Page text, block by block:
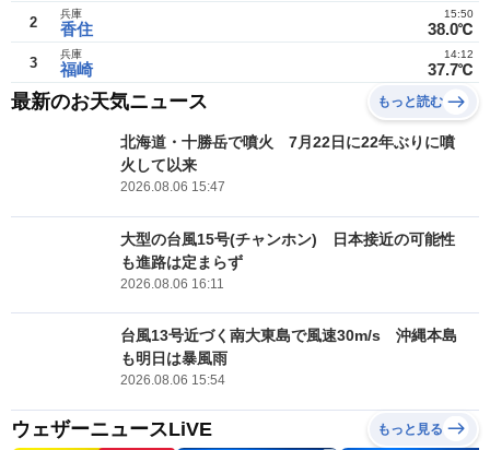
2 香住
兵庫
38.0℃
15:50
3 福崎
兵庫
37.7℃
14:12
最新のお天気ニュース もっと読む
北海道・十勝岳で噴火 7月22日に22年ぶりに噴
火して以来
2026.08.06 15:47
大型の台風15号(チャンホン) 日本接近の可能性
も進路は定まらず
2026.08.06 16:11
台風13号近づく南大東島で風速30m/s 沖縄本島
も明日は暴風雨
2026.08.06 15:54
ウェザーニュースLiVE もっと見る